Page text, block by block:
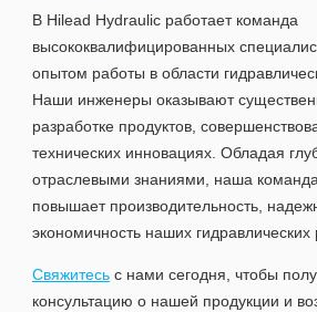
В Hilead Hydraulic работает команда
высококвалифицированных
опытом работы в области
Наши инженеры оказывают
разработке продуктов,
технических инновациях. Обладая
отраслевыми знаниями, наша
повышает производительность,
экономичность наших
Свяжитесь с нами сегодня, чтобы
консультацию о нашей продукции и